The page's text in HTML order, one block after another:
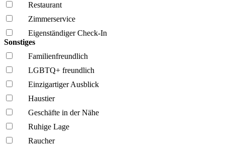
Restaurant
Zimmerservice
Eigenständiger Check-In
Sonstiges
Familien­freundlich
LGBTQ+ freundlich
Einzigartiger Ausblick
Haustier
Geschäfte in der Nähe
Ruhige Lage
Raucher